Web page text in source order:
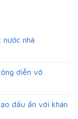
nhà
diễn vở
dấu ấn với khán